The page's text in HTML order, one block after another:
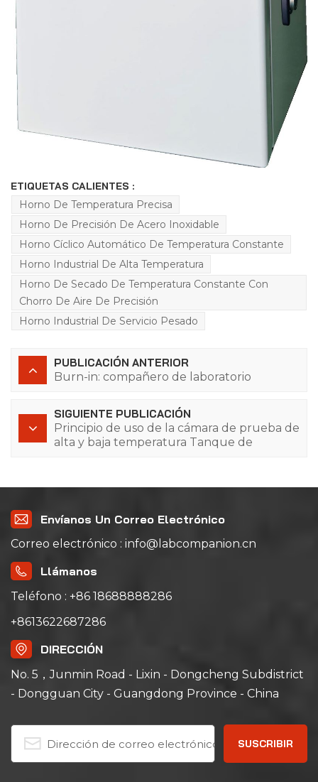
ETIQUETAS CALIENTES :
Horno De Temperatura Precisa
Horno De Precisión De Acero Inoxidable
Horno Cíclico Automático De Temperatura Constante
Horno Industrial De Alta Temperatura
Horno De Secado De Temperatura Constante Con
Chorro De Aire De Precisión
Horno Industrial De Servicio Pesado
PUBLICACIÓN ANTERIOR
Burn-in: compañero de laboratorio
SIGUIENTE PUBLICACIÓN
Principio de uso de la cámara de prueba de
alta y baja temperatura Tanque de
Envíanos Un Correo Electrónico
Correo electrónico : info@labcompanion.cn
Llámanos
Teléfono : +86 18688888286
+8613622687286
DIRECCIÓN
No. 5，Junmin Road - Lixin - Dongcheng Subdistrict
- Dongguan City - Guangdong Province - China